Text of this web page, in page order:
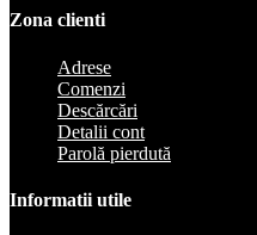
Zona clienti
Adrese
Comenzi
Descărcări
Detalii cont
Parolă pierdută
Informatii utile